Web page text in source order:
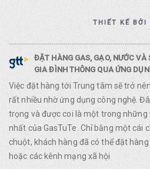
THIẾT KẾ BỞI
ĐẶT HÀNG GAS, GẠO, NƯỚC
GIA ĐÌNH THÔNG QUA ỨNG
Việc đặt hàng tới Trung tâm sẽ trở
rất nhiều nhờ ứng dụng công nghệ.
trọng và được coi là một trong những
nhất của GasTuTe. Chỉ bằng một cái
chuột, khách hàng đã có thể đặt
hoặc các kênh mạng xã hội